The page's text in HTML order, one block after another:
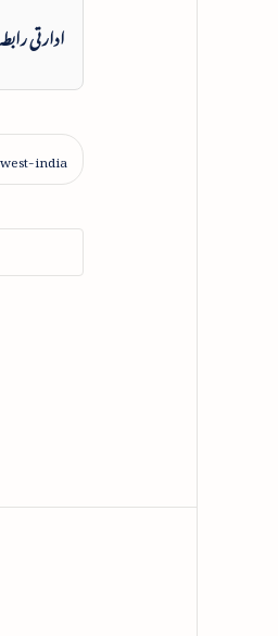
ادارتی